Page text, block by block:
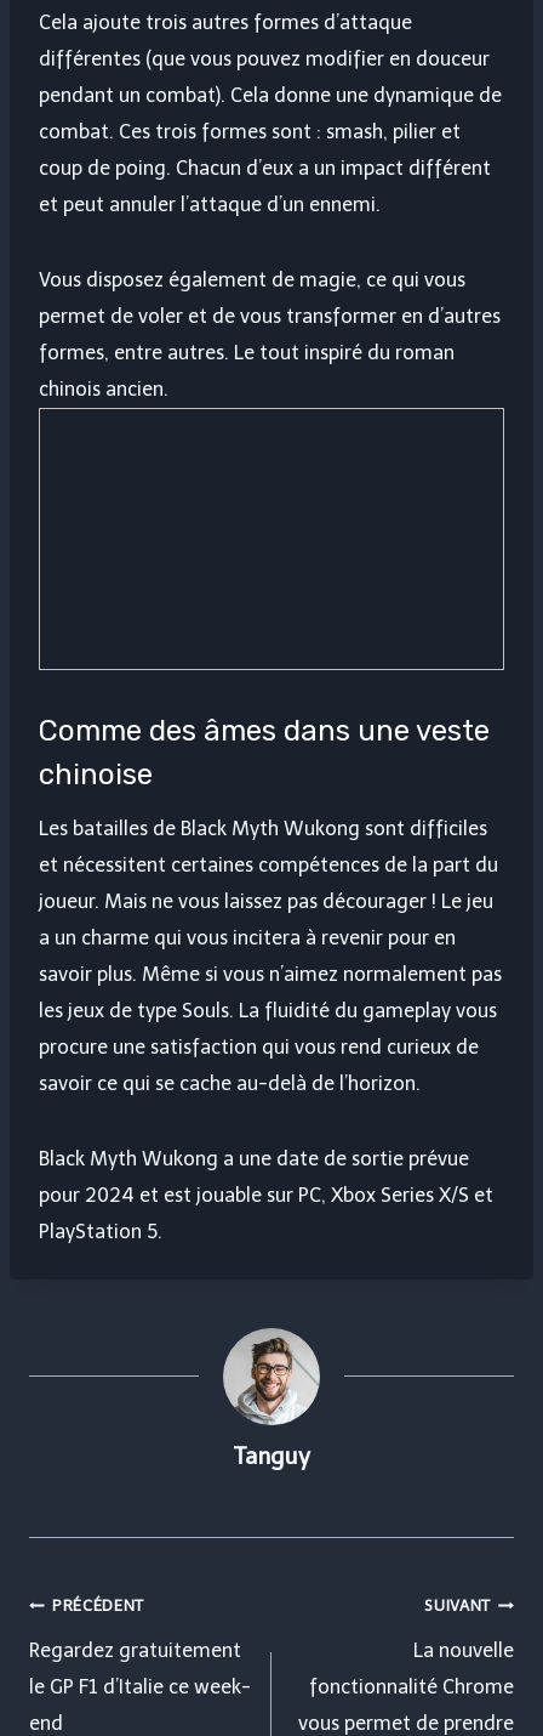
Cela ajoute trois autres formes d’attaque
différentes (que vous pouvez modifier en douceur
pendant un combat). Cela donne une dynamique de
combat. Ces trois formes sont : smash, pilier et
coup de poing. Chacun d’eux a un impact différent
et peut annuler l’attaque d’un ennemi.
Vous disposez également de magie, ce qui vous
permet de voler et de vous transformer en d’autres
formes, entre autres. Le tout inspiré du roman
chinois ancien.
Comme des âmes dans une veste
chinoise
Les batailles de Black Myth Wukong sont difficiles
et nécessitent certaines compétences de la part du
joueur. Mais ne vous laissez pas décourager ! Le jeu
a un charme qui vous incitera à revenir pour en
savoir plus. Même si vous n’aimez normalement pas
les jeux de type Souls. La fluidité du gameplay vous
procure une satisfaction qui vous rend curieux de
savoir ce qui se cache au-delà de l’horizon.
Black Myth Wukong a une date de sortie prévue
pour 2024 et est jouable sur PC, Xbox Series X/S et
PlayStation 5.
Tanguy
Navigation
de
l’article
PRÉCÉDENT
Regardez gratuitement
le GP F1 d’Italie ce week-
end
SUIVANT
La nouvelle
fonctionnalité Chrome
vous permet de prendre